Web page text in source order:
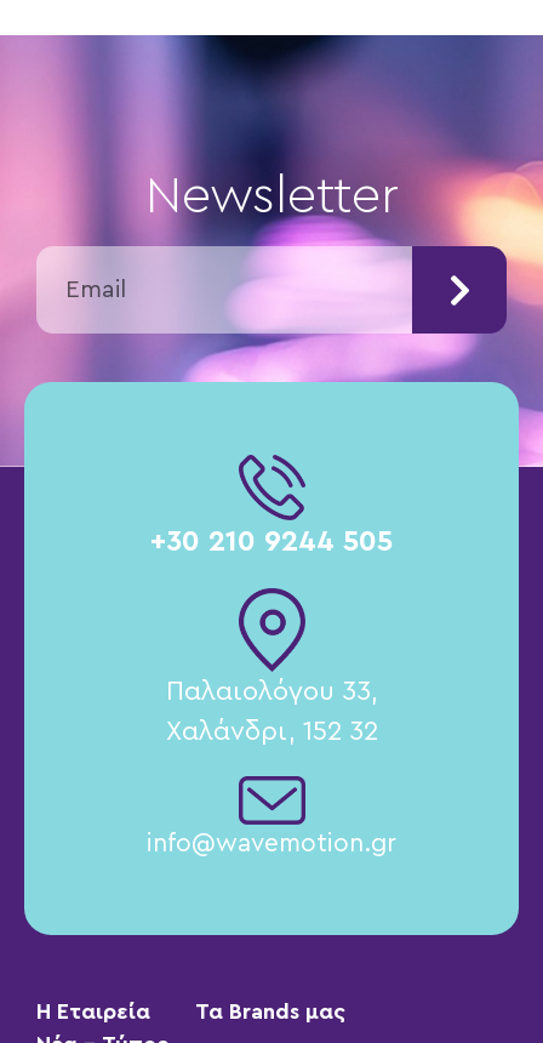
Newsletter
Η Εταιρεία
Τα Brands μας
+30 210 9244 505
Παλαιολόγου 33,
Χαλάνδρι, 152 32
info@wavemotion.gr